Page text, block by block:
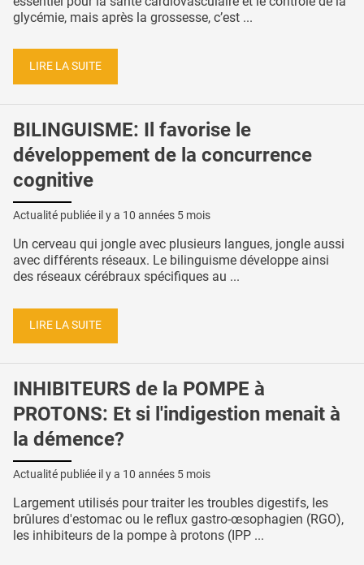
glycémie, mais après la grossesse, c’est ...
LIRE LA SUITE
BILINGUISME: Il favorise le
développement de la concurrence
cognitive
Actualité publiée il y a 10 années 5 mois
Un cerveau qui jongle avec plusieurs langues, jongle aussi
avec différents réseaux. Le bilinguisme développe ainsi
des réseaux cérébraux spécifiques au ...
LIRE LA SUITE
INHIBITEURS de la POMPE à
PROTONS: Et si l'indigestion menait à
la démence?
Actualité publiée il y a 10 années 5 mois
Largement utilisés pour traiter les troubles digestifs, les
brûlures d'estomac ou le reflux gastro-œsophagien (RGO),
les inhibiteurs de la pompe à protons (IPP ...